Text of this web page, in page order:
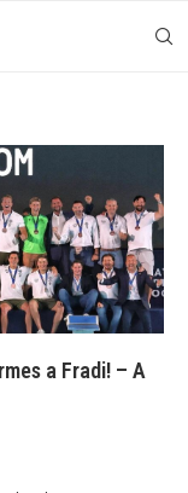
a Fradi! – A